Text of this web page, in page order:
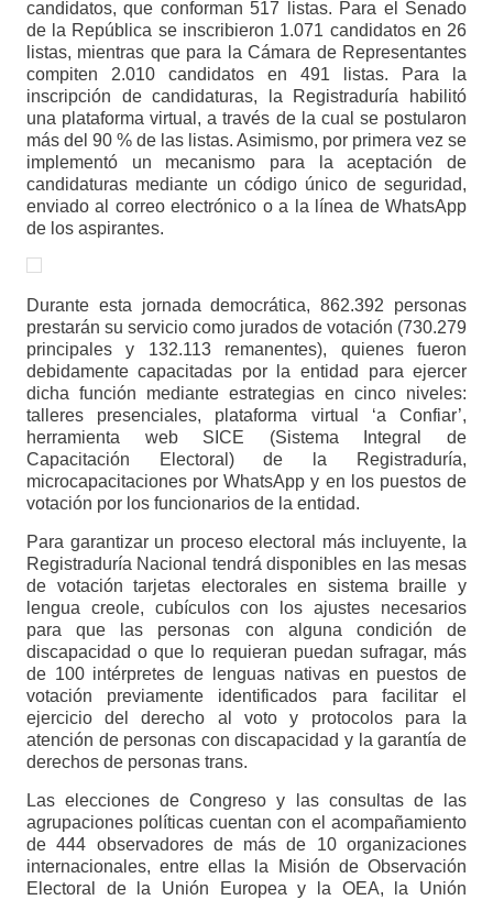
candidatos, que conforman 517 listas. Para el Senado
de la República se inscribieron 1.071 candidatos en 26
listas, mientras que para la Cámara de Representantes
compiten 2.010 candidatos en 491 listas. Para la
inscripción de candidaturas, la Registraduría habilitó
una plataforma virtual, a través de la cual se postularon
más del 90 % de las listas. Asimismo, por primera vez se
implementó un mecanismo para la aceptación de
candidaturas mediante un código único de seguridad,
enviado al correo electrónico o a la línea de WhatsApp
de los aspirantes.
Durante esta jornada democrática, 862.392 personas
prestarán su servicio como jurados de votación (730.279
principales y 132.113 remanentes), quienes fueron
debidamente capacitadas por la entidad para ejercer
dicha función mediante estrategias en cinco niveles:
talleres presenciales, plataforma virtual ‘a Confiar’,
herramienta web SICE (Sistema Integral de
Capacitación Electoral) de la Registraduría,
microcapacitaciones por WhatsApp y en los puestos de
votación por los funcionarios de la entidad.
Para garantizar un proceso electoral más incluyente, la
Registraduría Nacional tendrá disponibles en las mesas
de votación tarjetas electorales en sistema braille y
lengua creole, cubículos con los ajustes necesarios
para que las personas con alguna condición de
discapacidad o que lo requieran puedan sufragar, más
de 100 intérpretes de lenguas nativas en puestos de
votación previamente identificados para facilitar el
ejercicio del derecho al voto y protocolos para la
atención de personas con discapacidad y la garantía de
derechos de personas trans.
Las elecciones de Congreso y las consultas de las
agrupaciones políticas cuentan con el acompañamiento
de 444 observadores de más de 10 organizaciones
internacionales, entre ellas la Misión de Observación
Electoral de la Unión Europea y la OEA, la Unión